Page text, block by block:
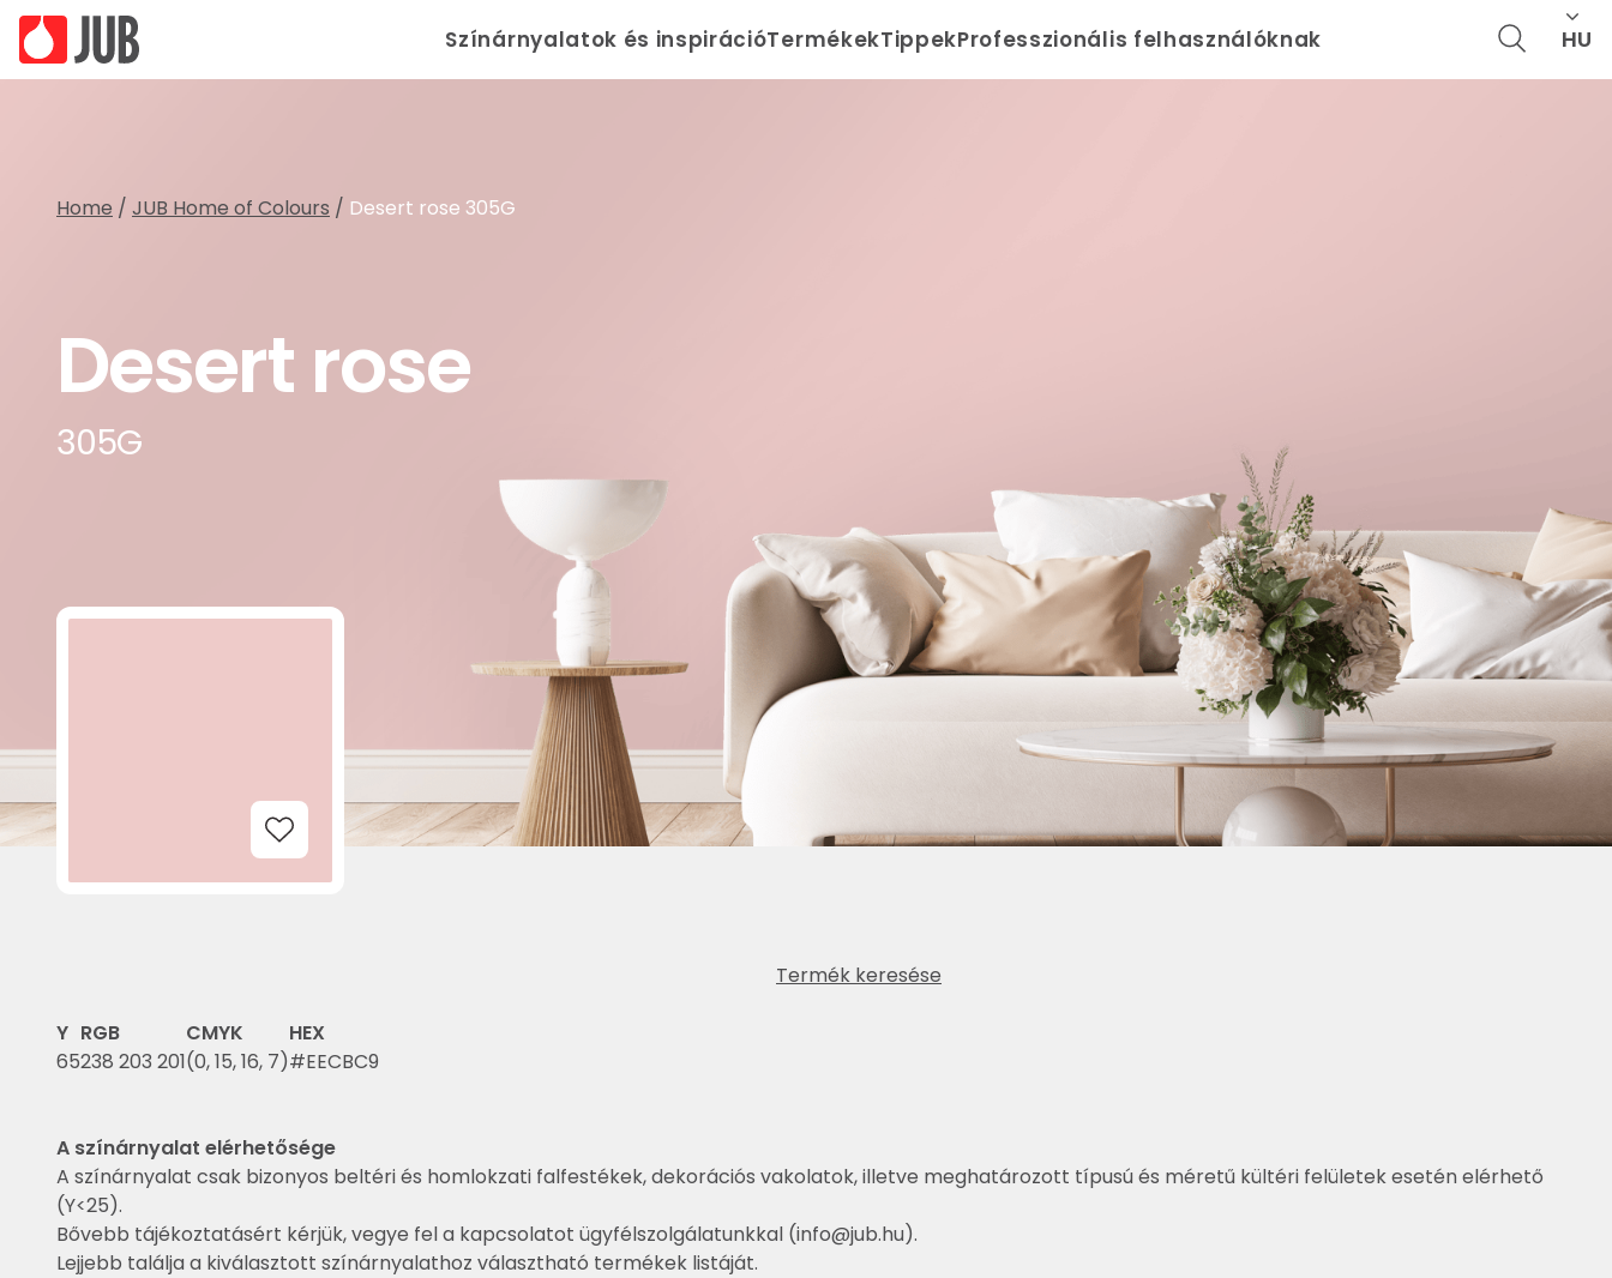
Színárnyalatok és inspirációTermékekTippekProfesszionális felhasználóknak HU
Home / JUB Home of Colours / Desert rose 305G
Desert rose
305G
Add to Wishlist
Termék keresése
Y
65
RGB
238 203 201
CMYK
(0, 15, 16, 7)
HEX
#EECBC9
A színárnyalat elérhetősége
A színárnyalat csak bizonyos beltéri és homlokzati falfestékek, dekorációs vakolatok, illetve meghatározott típusú és méretű kültéri felületek esetén elérhető
(Y<25).
Bővebb tájékoztatásért kérjük, vegye fel a kapcsolatot ügyfélszolgálatunkkal (info@jub.hu).
Lejjebb találja a kiválasztott színárnyalathoz választható termékek listáját.